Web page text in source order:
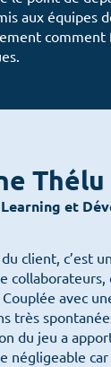
aux équipes
comment
et
client, c’est
Couplée avec
très
du jeu a
négligeable